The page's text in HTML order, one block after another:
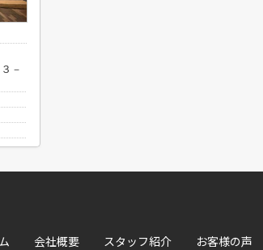
－
会社概要 スタッフ紹介 お客様の声